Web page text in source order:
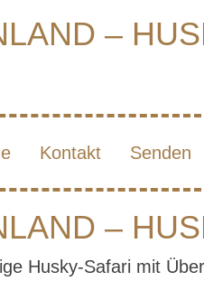
–
Kontakt Senden
–
Husky-Safari mit